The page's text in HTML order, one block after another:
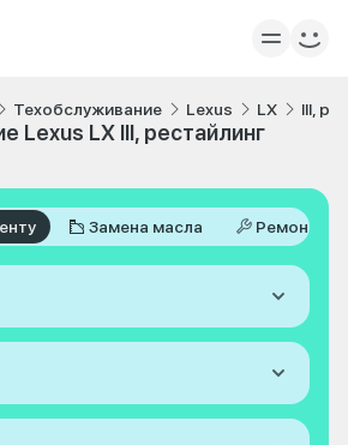
Техобслуживание Lexus LX III,
Lexus LX III, рестайлинг
Замена масла Ремонт